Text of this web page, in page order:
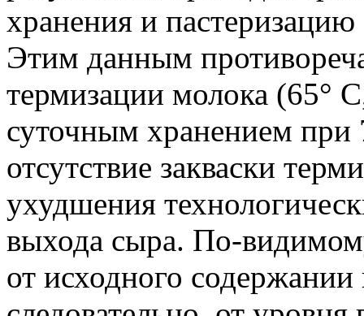
хранения и
Этим данным
термизации молока (65°
суточным хранением при
отсутствие закваски
ухудшения
выхода сыра. По-
от исходного